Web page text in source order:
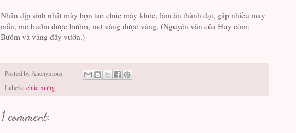
Nhân dịp sinh nhật mày bọn tao chúc mày khỏe, làm ăn thành đạt, gặp nhiều may
mắn, mơ buớm được bướm, mơ vàng được vàng. (Nguyên văn của Huy còm:
Bướm và vàng đầy vườn.)
Posted byAnonymous
Labels: chúc mừng
1 comment: